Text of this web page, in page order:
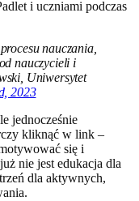
nauczania,
nauczycieli i
Uniwersytet
2023
jednocześnie
kliknąć w link –
się i
nie jest edukacja dla
dla aktywnych,